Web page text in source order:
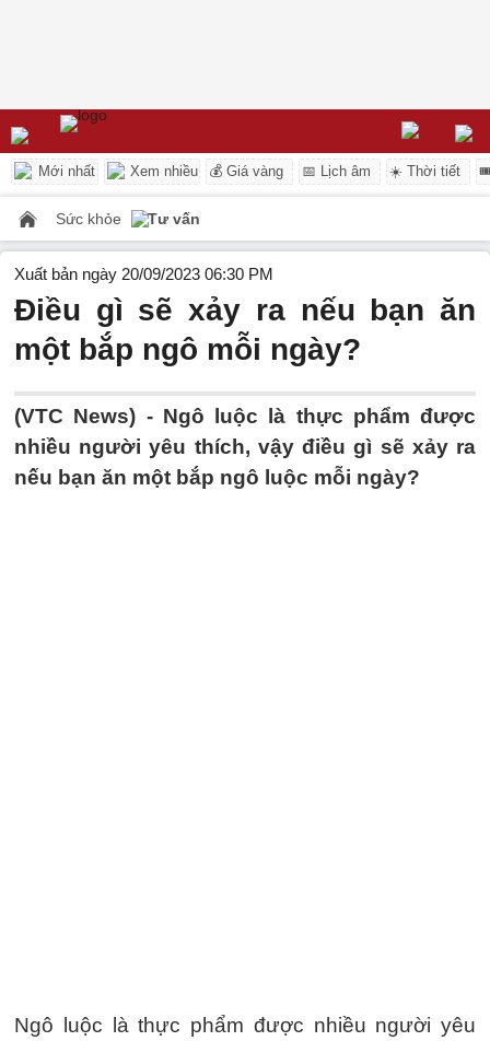
Mới nhất Xem nhiều 💰 Giá vàng 📅 Lịch âm ☀️ Thời tiết
Sức khỏe Tư vấn
Xuất bản ngày 20/09/2023 06:30 PM
Điều gì sẽ xảy ra nếu bạn ăn
một bắp ngô mỗi ngày?
(VTC News) - Ngô luộc là thực phẩm được
nhiều người yêu thích, vậy điều gì sẽ xảy ra
nếu bạn ăn một bắp ngô luộc mỗi ngày?
Ngô luộc là thực phẩm được nhiều người yêu